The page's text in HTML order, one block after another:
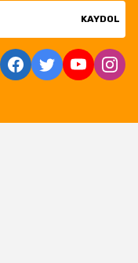
KAYDOL